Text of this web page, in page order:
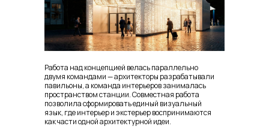
Работа над концепцией велась параллельно
двумя командами — архитекторы разрабатывали
павильоны, а команда интерьеров занималась
пространством станции. Совместная работа
позволила сформировать единый визуальный
язык, где интерьер и экстерьер воспринимаются
как части одной архитектурной идеи.